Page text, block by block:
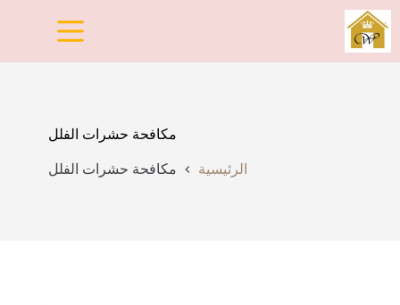
التجاوز
إلى
المحتوى
مكافحة حشرات الفلل
الرئيسية مكافحة حشرات الفلل